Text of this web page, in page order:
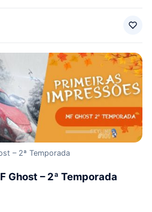
– 2ª Temporada
Ghost – 2ª Temporada